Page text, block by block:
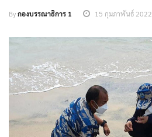
Byกองบรรณาธิการ 1 15 กุมภาพันธ์ 2022